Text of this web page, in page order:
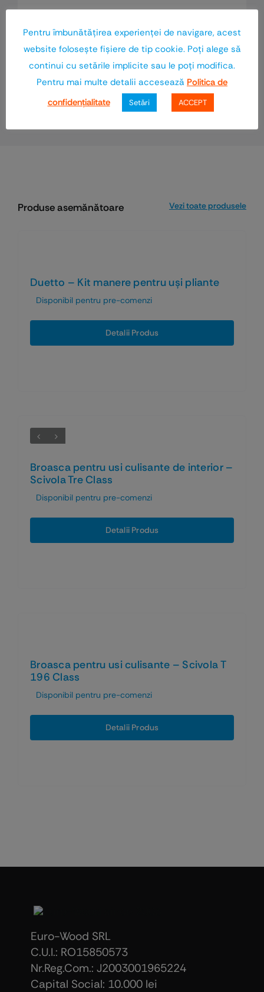
Numai clienții autentificați, care au
cumpărat acest produs, pot să scrie o
recenzie.
Produse asemănătoare Vezi toate produsele
Duetto – Kit manere pentru uși pliante
Disponibil pentru pre-comenzi
Detalii Produs
Broasca pentru usi culisante de interior –
Scivola Tre Class
Disponibil pentru pre-comenzi
Detalii Produs
Broasca pentru usi culisante – Scivola T
196 Class
Disponibil pentru pre-comenzi
Detalii Produs
Euro-Wood SRL
C.U.I.: RO15850573
Nr.Reg.Com.: J2003001965224
Capital Social: 10.000 lei
Pentru îmbunătăţirea experienţei de navigare, acest
website foloseşte fişiere de tip cookie. Poţi alege să
continui cu setările implicite sau le poţi modifica.
Pentru mai multe detalii accesează Politica de
confidenţialitate
Setări ACCEPT